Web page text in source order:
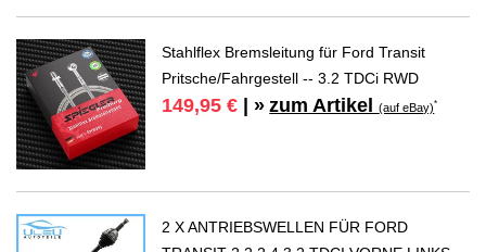
Stahlflex Bremsleitung für Ford Transit
Pritsche/Fahrgestell -- 3.2 TDCi RWD
149,95 € | » zum Artikel(auf eBay)*
2 X ANTRIEBSWELLEN FÜR FORD